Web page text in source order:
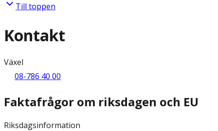
Till toppen
Kontakt
Växel
08-786 40 00
Faktafrågor om riksdagen och EU
Riksdagsinformation